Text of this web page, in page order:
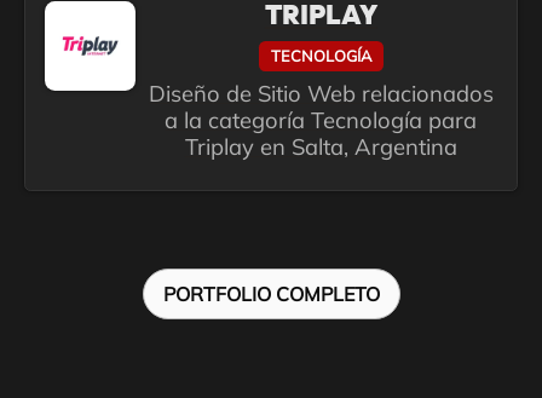
TRIPLAY
TECNOLOGÍA
Diseño de Sitio Web relacionados
a la categoría Tecnología para
Triplay en Salta, Argentina
PORTFOLIO COMPLETO